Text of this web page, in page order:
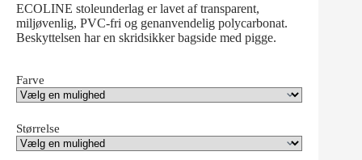
ECOLINE stoleunderlag er lavet af transparent,
miljøvenlig, PVC-fri og genanvendelig polycarbonat.
Beskyttelsen har en skridsikker bagside med pigge.
Farve
Størrelse